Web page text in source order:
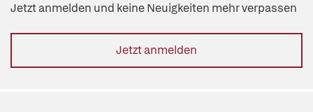
Jetzt anmelden und keine Neuigkeiten mehr verpassen
Jetzt anmelden